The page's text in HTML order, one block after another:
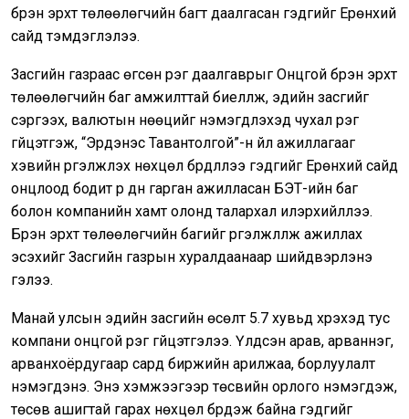
бүрэн эрхт төлөөлөгчийн багт даалгасан гэдгийг Ерөнхий
сайд тэмдэглэлээ.
Засгийн газраас өгсөн үүрэг даалгаврыг Онцгой бүрэн эрхт
төлөөлөгчийн баг амжилттай биелүүлж, эдийн засгийг
сэргээх, валютын нөөцийг нэмэгдүүлэхэд чухал үүрэг
гүйцэтгэж, “Эрдэнэс Тавантолгой”-н үйл ажиллагааг
хэвийн үргэлжлэх нөхцөл бүрдүүллээ гэдгийг Ерөнхий сайд
онцлоод бодит үр дүн гарган ажилласан БЭТ-ийн баг
болон компанийн хамт олонд талархал илэрхийллээ.
Бүрэн эрхт төлөөлөгчийн багийг үргэлжлүүлж ажиллах
эсэхийг Засгийн газрын хуралдаанаар шийдвэрлэнэ
гэлээ.
Манай улсын эдийн засгийн өсөлт 5.7 хувьд хүрэхэд тус
компани онцгой үүрэг гүйцэтгэлээ. Үлдсэн арав, арваннэг,
арванхоёрдугаар сард биржийн арилжаа, борлуулалт
нэмэгдэнэ. Энэ хэмжээгээр төсвийн орлого нэмэгдэж,
төсөв ашигтай гарах нөхцөл бүрдэж байна гэдгийг